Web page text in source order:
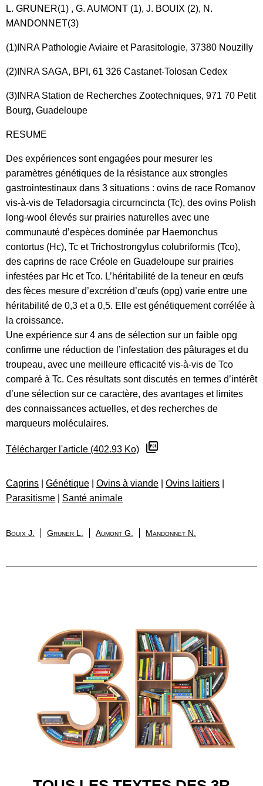
L. GRUNER(1) , G. AUMONT (1), J. BOUIX (2), N.
MANDONNET(3)
(1)INRA Pathologie Aviaire et Parasitologie, 37380 Nouzilly
(2)INRA SAGA, BPI, 61 326 Castanet-Tolosan Cedex
(3)INRA Station de Recherches Zootechniques, 971 70 Petit
Bourg, Guadeloupe
RESUME
Des expériences sont engagées pour mesurer les
paramètres génétiques de la résistance aux strongles
gastrointestinaux dans 3 situations : ovins de race Romanov
vis-à-vis de Teladorsagia circurncincta (Tc), des ovins Polish
long-wool élevés sur prairies naturelles avec une
communauté d’espèces dominée par Haemonchus
contortus (Hc), Tc et Trichostrongylus colubriformis (Tco),
des caprins de race Créole en Guadeloupe sur prairies
infestées par Hc et Tco. L’héritabilité de la teneur en œufs
des fèces mesure d’excrétion d’œufs (opg) varie entre une
héritabilité de 0,3 et a 0,5. Elle est génétiquement corrélée à
la croissance.
Une expérience sur 4 ans de sélection sur un faible opg
confirme une réduction de l’infestation des pâturages et du
troupeau, avec une meilleure efficacité vis-à-vis de Tco
comparé à Tc. Ces résultats sont discutés en termes d’intérêt
d’une sélection sur ce caractère, des avantages et limites
des connaissances actuelles, et des recherches de
marqueurs moléculaires.
Télécharger l'article (402.93 Ko)
Caprins Génétique Ovins à viande Ovins laitiers
Parasitisme
Santé animale
Bouix J. Gruner L. Aumont G. Mandonnet N.